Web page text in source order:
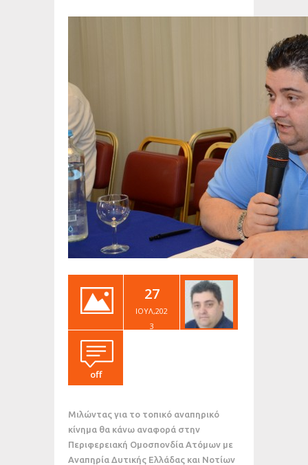
27
ΙΟΎΛ,202
3
off
Μιλώντας για το τοπικό αναπηρικό
κίνημα θα κάνω αναφορά στην
Περιφερειακή Ομοσπονδία Ατόμων με
Αναπηρία Δυτικής Ελλάδας και Νοτίων